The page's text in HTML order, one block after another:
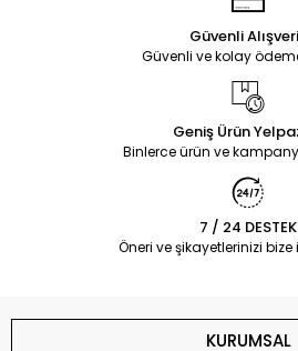
Güvenli
Güvenli ve kolay
Geniş Ürün
Binlerce ürün ve
7 / 24 DESTEK
Öneri ve şikayetlerinizi bize
KURUMSAL